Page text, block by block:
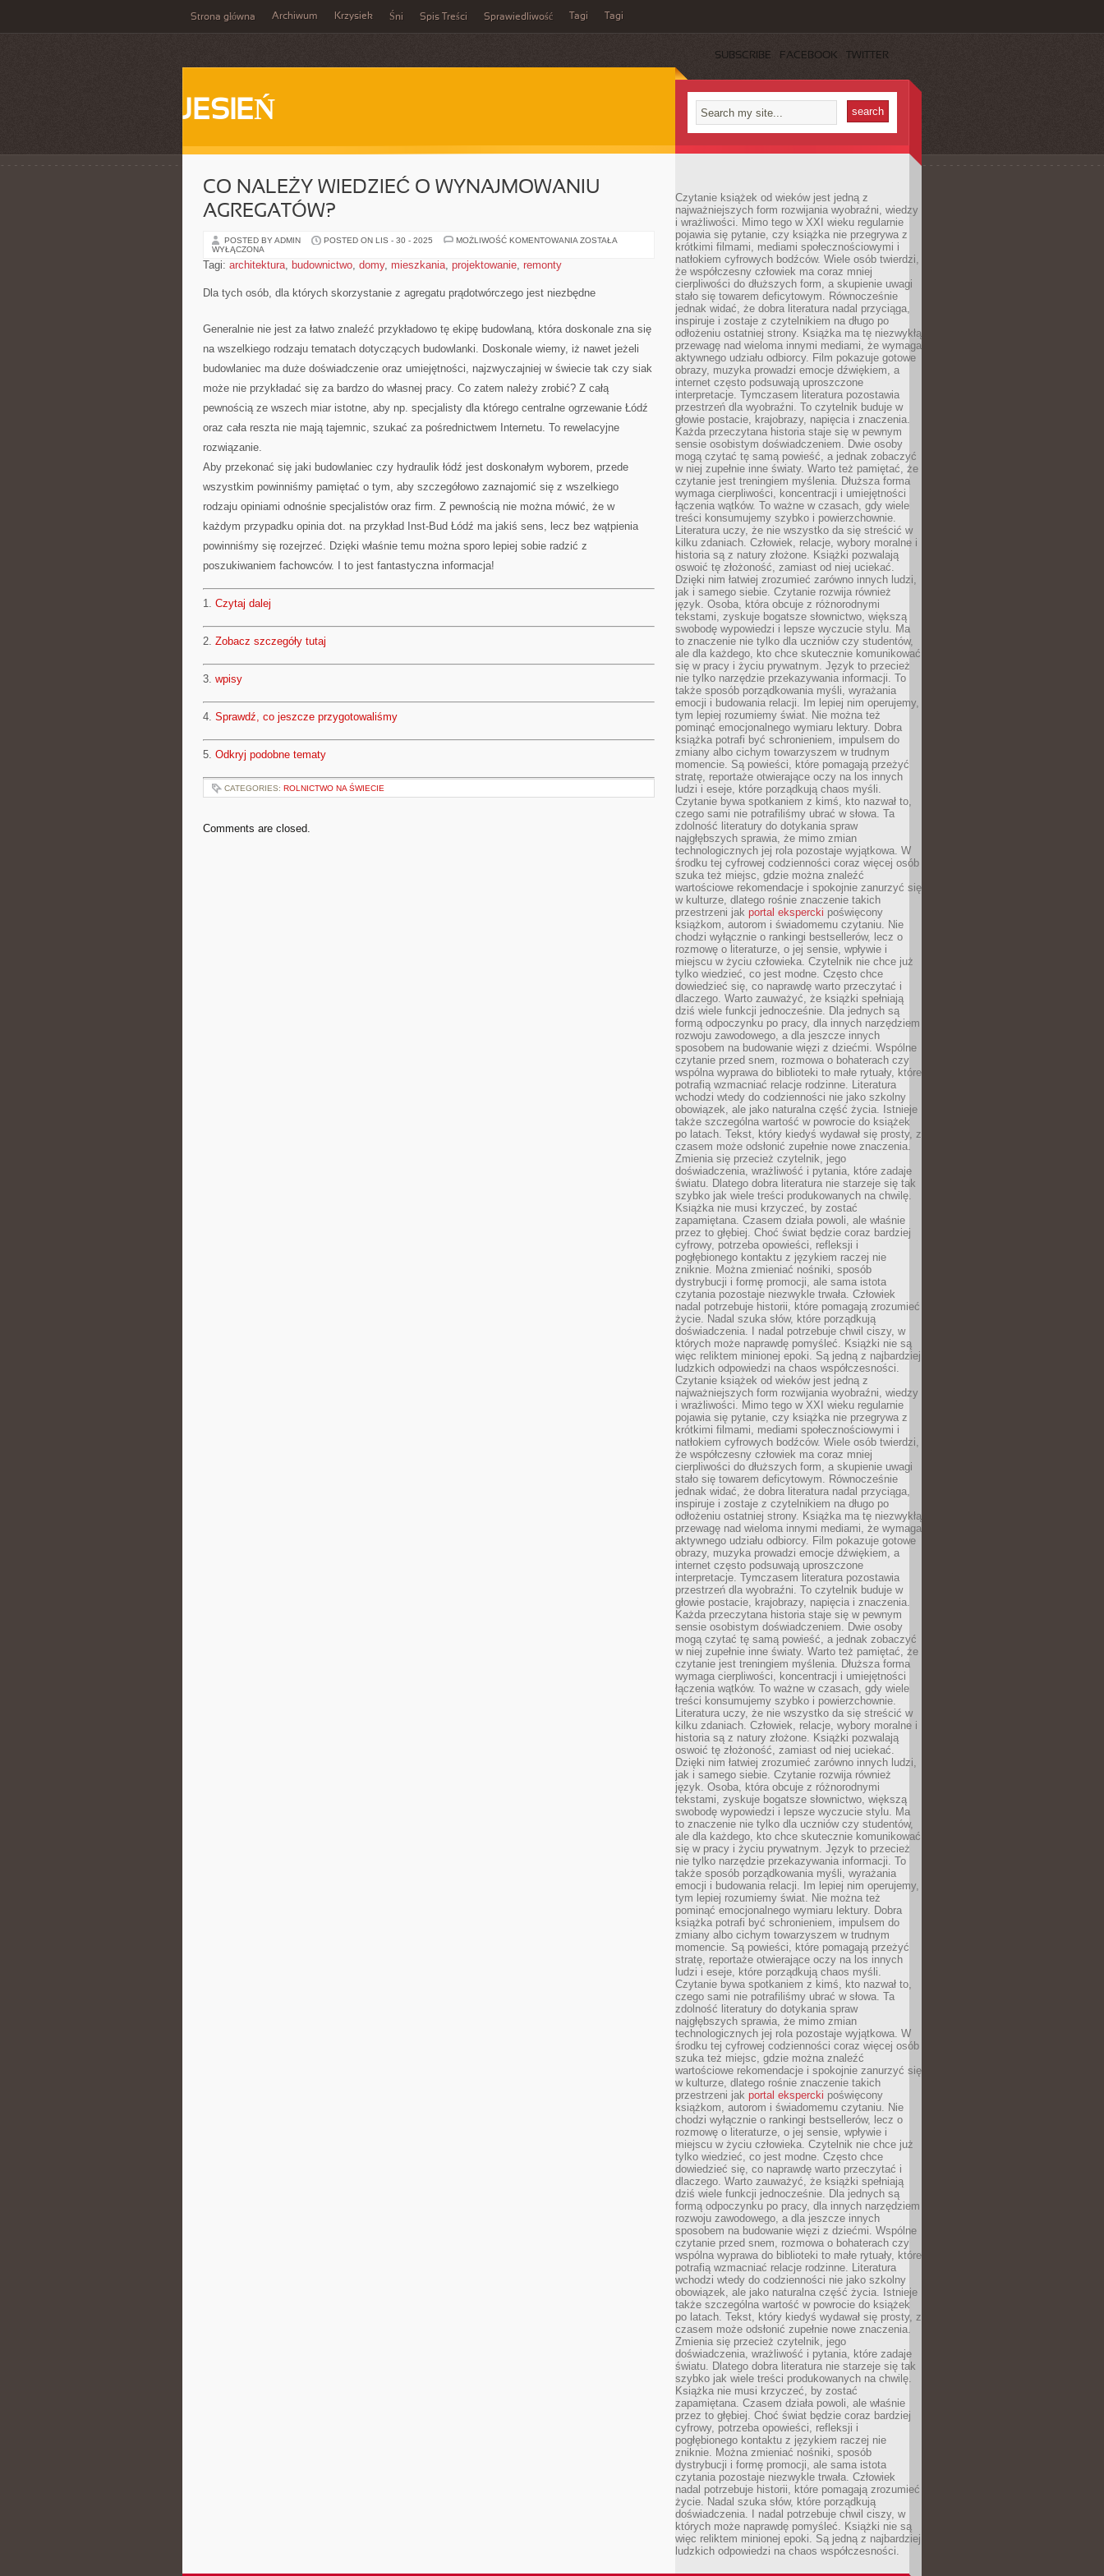
Strona główna Archiwum Krzysiek Śni Spis Treści Sprawiedliwość Tagi Tagi
SUBSCRIBE FACEBOOK TWITTER
JESIEŃ
CO NALEŻY WIEDZIEĆ O WYNAJMOWANIU
AGREGATÓW?
POSTED BY ADMIN POSTED ON LIS - 30 - 2025 MOŻLIWOŚĆ KOMENTOWANIA CO
ZOSTAŁA
WYŁĄCZONA
Tagi: architektura, budownictwo, domy, mieszkania, projektowanie, remonty
Dla tych osób, dla których skorzystanie z agregatu prądotwórczego jest niezbędne
Generalnie nie jest za łatwo znaleźć przykładowo tę ekipę budowlaną, która doskonale zna się
na wszelkiego rodzaju tematach dotyczących budowlanki. Doskonale wiemy, iż nawet jeżeli
budowlaniec ma duże doświadczenie oraz umiejętności, najzwyczajniej w świecie tak czy siak
może nie przykładać się za bardzo do własnej pracy. Co zatem należy zrobić? Z całą
pewnością ze wszech miar istotne, aby np. specjalisty dla którego centralne ogrzewanie Łódź
oraz cała reszta nie mają tajemnic, szukać za pośrednictwem Internetu. To rewelacyjne
rozwiązanie.
Aby przekonać się jaki budowlaniec czy hydraulik łódź jest doskonałym wyborem, przede
wszystkim powinniśmy pamiętać o tym, aby szczegółowo zaznajomić się z wszelkiego
rodzaju opiniami odnośnie specjalistów oraz firm. Z pewnością nie można mówić, że w
każdym przypadku opinia dot. na przykład Inst-Bud Łódź ma jakiś sens, lecz bez wątpienia
powinniśmy się rozejrzeć. Dzięki właśnie temu można sporo lepiej sobie radzić z
poszukiwaniem fachowców. I to jest fantastyczna informacja!
1. Czytaj dalej
2. Zobacz szczegóły tutaj
3. wpisy
4. Sprawdź, co jeszcze przygotowaliśmy
5. Odkryj podobne tematy
CATEGORIES: ROLNICTWO NA ŚWIECIE
Comments are closed.
Czytanie książek od wieków jest jedną z
najważniejszych form rozwijania wyobraźni, wiedzy
i wrażliwości. Mimo tego w XXI wieku regularnie
pojawia się pytanie, czy książka nie przegrywa z
krótkimi filmami, mediami społecznościowymi i
natłokiem cyfrowych bodźców. Wiele osób twierdzi,
że współczesny człowiek ma coraz mniej
cierpliwości do dłuższych form, a skupienie uwagi
stało się towarem deficytowym. Równocześnie
jednak widać, że dobra literatura nadal przyciąga,
inspiruje i zostaje z czytelnikiem na długo po
odłożeniu ostatniej strony. Książka ma tę niezwykłą
przewagę nad wieloma innymi mediami, że wymaga
aktywnego udziału odbiorcy. Film pokazuje gotowe
obrazy, muzyka prowadzi emocje dźwiękiem, a
internet często podsuwają uproszczone
interpretacje. Tymczasem literatura pozostawia
przestrzeń dla wyobraźni. To czytelnik buduje w
głowie postacie, krajobrazy, napięcia i znaczenia.
Każda przeczytana historia staje się w pewnym
sensie osobistym doświadczeniem. Dwie osoby
mogą czytać tę samą powieść, a jednak zobaczyć
w niej zupełnie inne światy. Warto też pamiętać, że
czytanie jest treningiem myślenia. Dłuższa forma
wymaga cierpliwości, koncentracji i umiejętności
łączenia wątków. To ważne w czasach, gdy wiele
treści konsumujemy szybko i powierzchownie.
Literatura uczy, że nie wszystko da się streścić w
kilku zdaniach. Człowiek, relacje, wybory moralne i
historia są z natury złożone. Książki pozwalają
oswoić tę złożoność, zamiast od niej uciekać.
Dzięki nim łatwiej zrozumieć zarówno innych ludzi,
jak i samego siebie. Czytanie rozwija również
język. Osoba, która obcuje z różnorodnymi
tekstami, zyskuje bogatsze słownictwo, większą
swobodę wypowiedzi i lepsze wyczucie stylu. Ma
to znaczenie nie tylko dla uczniów czy studentów,
ale dla każdego, kto chce skutecznie komunikować
się w pracy i życiu prywatnym. Język to przecież
nie tylko narzędzie przekazywania informacji. To
także sposób porządkowania myśli, wyrażania
emocji i budowania relacji. Im lepiej nim operujemy,
tym lepiej rozumiemy świat. Nie można też
pominąć emocjonalnego wymiaru lektury. Dobra
książka potrafi być schronieniem, impulsem do
zmiany albo cichym towarzyszem w trudnym
momencie. Są powieści, które pomagają przeżyć
stratę, reportaże otwierające oczy na los innych
ludzi i eseje, które porządkują chaos myśli.
Czytanie bywa spotkaniem z kimś, kto nazwał to,
czego sami nie potrafiliśmy ubrać w słowa. Ta
zdolność literatury do dotykania spraw
najgłębszych sprawia, że mimo zmian
technologicznych jej rola pozostaje wyjątkowa. W
środku tej cyfrowej codzienności coraz więcej osób
szuka też miejsc, gdzie można znaleźć
wartościowe rekomendacje i spokojnie zanurzyć się
w kulturze, dlatego rośnie znaczenie takich
przestrzeni jak portal ekspercki poświęcony
książkom, autorom i świadomemu czytaniu. Nie
chodzi wyłącznie o rankingi bestsellerów, lecz o
rozmowę o literaturze, o jej sensie, wpływie i
miejscu w życiu człowieka. Czytelnik nie chce już
tylko wiedzieć, co jest modne. Często chce
dowiedzieć się, co naprawdę warto przeczytać i
dlaczego. Warto zauważyć, że książki spełniają
dziś wiele funkcji jednocześnie. Dla jednych są
formą odpoczynku po pracy, dla innych narzędziem
rozwoju zawodowego, a dla jeszcze innych
sposobem na budowanie więzi z dziećmi. Wspólne
czytanie przed snem, rozmowa o bohaterach czy
wspólna wyprawa do biblioteki to małe rytuały, które
potrafią wzmacniać relacje rodzinne. Literatura
wchodzi wtedy do codzienności nie jako szkolny
obowiązek, ale jako naturalna część życia. Istnieje
także szczególna wartość w powrocie do książek
po latach. Tekst, który kiedyś wydawał się prosty, z
czasem może odsłonić zupełnie nowe znaczenia.
Zmienia się przecież czytelnik, jego
doświadczenia, wrażliwość i pytania, które zadaje
światu. Dlatego dobra literatura nie starzeje się tak
szybko jak wiele treści produkowanych na chwilę.
Książka nie musi krzyczeć, by zostać
zapamiętana. Czasem działa powoli, ale właśnie
przez to głębiej. Choć świat będzie coraz bardziej
cyfrowy, potrzeba opowieści, refleksji i
pogłębionego kontaktu z językiem raczej nie
zniknie. Można zmieniać nośniki, sposób
dystrybucji i formę promocji, ale sama istota
czytania pozostaje niezwykle trwała. Człowiek
nadal potrzebuje historii, które pomagają zrozumieć
życie. Nadal szuka słów, które porządkują
doświadczenia. I nadal potrzebuje chwil ciszy, w
których może naprawdę pomyśleć. Książki nie są
więc reliktem minionej epoki. Są jedną z najbardziej
ludzkich odpowiedzi na chaos współczesności.
Czytanie książek od wieków jest jedną z
najważniejszych form rozwijania wyobraźni, wiedzy
i wrażliwości. Mimo tego w XXI wieku regularnie
pojawia się pytanie, czy książka nie przegrywa z
krótkimi filmami, mediami społecznościowymi i
natłokiem cyfrowych bodźców. Wiele osób twierdzi,
że współczesny człowiek ma coraz mniej
cierpliwości do dłuższych form, a skupienie uwagi
stało się towarem deficytowym. Równocześnie
jednak widać, że dobra literatura nadal przyciąga,
inspiruje i zostaje z czytelnikiem na długo po
odłożeniu ostatniej strony. Książka ma tę niezwykłą
przewagę nad wieloma innymi mediami, że wymaga
aktywnego udziału odbiorcy. Film pokazuje gotowe
obrazy, muzyka prowadzi emocje dźwiękiem, a
internet często podsuwają uproszczone
interpretacje. Tymczasem literatura pozostawia
przestrzeń dla wyobraźni. To czytelnik buduje w
głowie postacie, krajobrazy, napięcia i znaczenia.
Każda przeczytana historia staje się w pewnym
sensie osobistym doświadczeniem. Dwie osoby
mogą czytać tę samą powieść, a jednak zobaczyć
w niej zupełnie inne światy. Warto też pamiętać, że
czytanie jest treningiem myślenia. Dłuższa forma
wymaga cierpliwości, koncentracji i umiejętności
łączenia wątków. To ważne w czasach, gdy wiele
treści konsumujemy szybko i powierzchownie.
Literatura uczy, że nie wszystko da się streścić w
kilku zdaniach. Człowiek, relacje, wybory moralne i
historia są z natury złożone. Książki pozwalają
oswoić tę złożoność, zamiast od niej uciekać.
Dzięki nim łatwiej zrozumieć zarówno innych ludzi,
jak i samego siebie. Czytanie rozwija również
język. Osoba, która obcuje z różnorodnymi
tekstami, zyskuje bogatsze słownictwo, większą
swobodę wypowiedzi i lepsze wyczucie stylu. Ma
to znaczenie nie tylko dla uczniów czy studentów,
ale dla każdego, kto chce skutecznie komunikować
się w pracy i życiu prywatnym. Język to przecież
nie tylko narzędzie przekazywania informacji. To
także sposób porządkowania myśli, wyrażania
emocji i budowania relacji. Im lepiej nim operujemy,
tym lepiej rozumiemy świat. Nie można też
pominąć emocjonalnego wymiaru lektury. Dobra
książka potrafi być schronieniem, impulsem do
zmiany albo cichym towarzyszem w trudnym
momencie. Są powieści, które pomagają przeżyć
stratę, reportaże otwierające oczy na los innych
ludzi i eseje, które porządkują chaos myśli.
Czytanie bywa spotkaniem z kimś, kto nazwał to,
czego sami nie potrafiliśmy ubrać w słowa. Ta
zdolność literatury do dotykania spraw
najgłębszych sprawia, że mimo zmian
technologicznych jej rola pozostaje wyjątkowa. W
środku tej cyfrowej codzienności coraz więcej osób
szuka też miejsc, gdzie można znaleźć
wartościowe rekomendacje i spokojnie zanurzyć się
w kulturze, dlatego rośnie znaczenie takich
przestrzeni jak portal ekspercki poświęcony
książkom, autorom i świadomemu czytaniu. Nie
chodzi wyłącznie o rankingi bestsellerów, lecz o
rozmowę o literaturze, o jej sensie, wpływie i
miejscu w życiu człowieka. Czytelnik nie chce już
tylko wiedzieć, co jest modne. Często chce
dowiedzieć się, co naprawdę warto przeczytać i
dlaczego. Warto zauważyć, że książki spełniają
dziś wiele funkcji jednocześnie. Dla jednych są
formą odpoczynku po pracy, dla innych narzędziem
rozwoju zawodowego, a dla jeszcze innych
sposobem na budowanie więzi z dziećmi. Wspólne
czytanie przed snem, rozmowa o bohaterach czy
wspólna wyprawa do biblioteki to małe rytuały, które
potrafią wzmacniać relacje rodzinne. Literatura
wchodzi wtedy do codzienności nie jako szkolny
obowiązek, ale jako naturalna część życia. Istnieje
także szczególna wartość w powrocie do książek
po latach. Tekst, który kiedyś wydawał się prosty, z
czasem może odsłonić zupełnie nowe znaczenia.
Zmienia się przecież czytelnik, jego
doświadczenia, wrażliwość i pytania, które zadaje
światu. Dlatego dobra literatura nie starzeje się tak
szybko jak wiele treści produkowanych na chwilę.
Książka nie musi krzyczeć, by zostać
zapamiętana. Czasem działa powoli, ale właśnie
przez to głębiej. Choć świat będzie coraz bardziej
cyfrowy, potrzeba opowieści, refleksji i
pogłębionego kontaktu z językiem raczej nie
zniknie. Można zmieniać nośniki, sposób
dystrybucji i formę promocji, ale sama istota
czytania pozostaje niezwykle trwała. Człowiek
nadal potrzebuje historii, które pomagają zrozumieć
życie. Nadal szuka słów, które porządkują
doświadczenia. I nadal potrzebuje chwil ciszy, w
których może naprawdę pomyśleć. Książki nie są
więc reliktem minionej epoki. Są jedną z najbardziej
ludzkich odpowiedzi na chaos współczesności.